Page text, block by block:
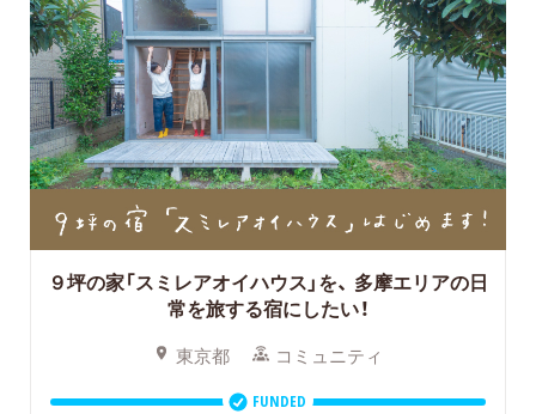
９坪の家「スミレアオイハウス」を、 多摩エリアの日
常を旅する宿にしたい！
東京都 コミュニティ
FUNDED